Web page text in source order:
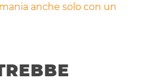
anche solo con un